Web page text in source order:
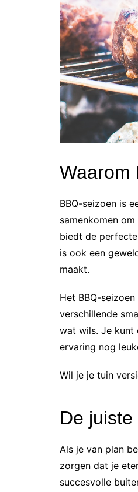
Waarom
BBQ-seizoen is
samenkomen
biedt de
is ook een
maakt.
Het BBQ-
verschillende
wat wils. Je kunt
ervaring nog
Wil je je tuin
De
Als je van plan
zorgen dat je
succesvolle